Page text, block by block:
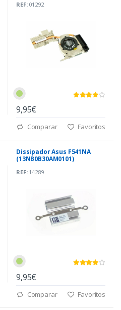
REF:01292
9,95€
Comparar Favoritos
Dissipador Asus F541NA
(13NB0B30AM0101)
REF:14289
9,95€
Comparar Favoritos